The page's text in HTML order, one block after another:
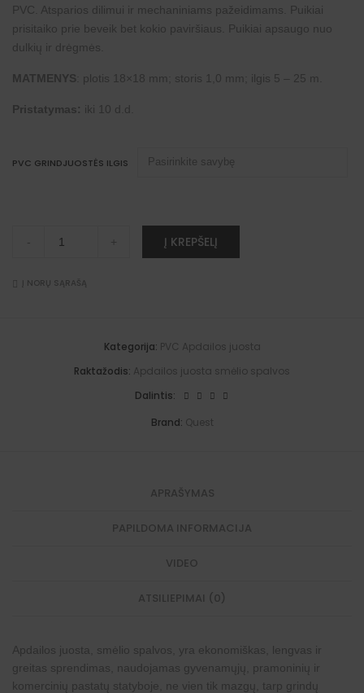
PVC. Atsparios dilimui ir mechaniniams pažeidimams. Puikiai
prisitaiko prie beveik bet kokio paviršiaus. Puikiai apsaugo nuo
dulkių ir drėgmės.
MATMENYS : plotis 18×18 mm; storis 1,0 mm; ilgis 5 – 25 m.
Pristatymas: iki 10 d.d.
PVC GRINDJUOSTĖS ILGIS
juosta,
klijuojama,
- + Į KREPŠELĮ
Į NORŲ SĄRAŠĄ
Kategorija: PVC Apdailos juosta
Raktažodis: Apdailos juosta smėlio spalvos
Dalintis:
Brand: Quest
APRAŠYMAS
PAPILDOMA INFORMACIJA
VIDEO
ATSILIEPIMAI (0)
Apdailos juosta, smėlio spalvos, yra ekonomiškas, lengvas ir
greitas sprendimas, naudojamas gyvenamųjų, pramoninių ir
komercinių pastatų statyboje, ne vien tik mazgų, tarp grindų